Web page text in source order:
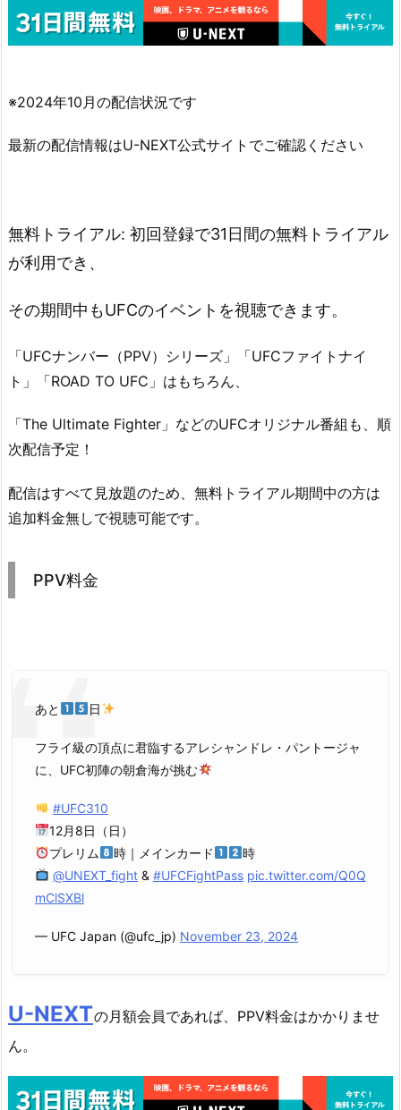
※2024年10月の配信状況です
最新の配信情報はU-NEXT公式サイトでご確認ください
無料トライアル: 初回登録で31日間の無料トライアル
が利用でき、
その期間中もUFCのイベントを視聴できます。
「UFCナンバー（PPV）シリーズ」「UFCファイトナイ
ト」「ROAD TO UFC」はもちろん、
「The Ultimate Fighter」などのUFCオリジナル番組も、順
次配信予定！
配信はすべて見放題のため、無料トライアル期間中の方は
追加料金無しで視聴可能です。
PPV料金
あと 日
フライ級の頂点に君臨するアレシャンドレ・パントージャ
に、UFC初陣の朝倉海が挑む
#UFC310
12月8日（日）
プレリム
時｜メインカード
時
@UNEXT_fight& #UFCFightPass pic.twitter.com/Q0Q
mClSXBl
— UFC Japan (@ufc_jp) November 23, 2024
U-NEXTの月額会員であれば、PPV料金はかかりませ
ん。